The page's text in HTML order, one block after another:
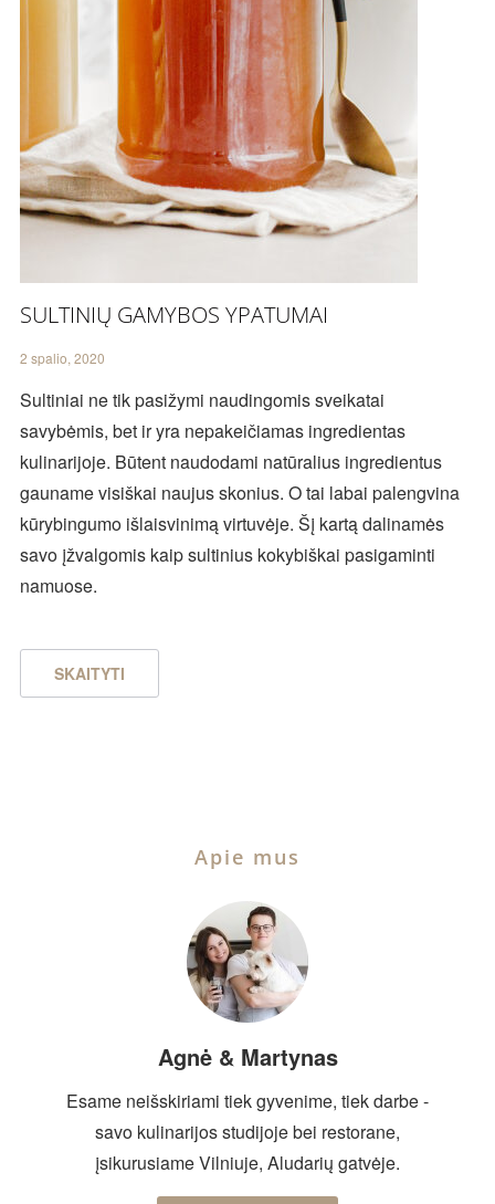
SULTINIŲ GAMYBOS YPATUMAI
2 spalio, 2020
Sultiniai ne tik pasižymi naudingomis sveikatai
savybėmis, bet ir yra nepakeičiamas ingredientas
kulinarijoje. Būtent naudodami natūralius ingredientus
gauname visiškai naujus skonius. O tai labai palengvina
kūrybingumo išlaisvinimą virtuvėje. Šį kartą dalinamės
savo įžvalgomis kaip sultinius kokybiškai pasigaminti
namuose.
SKAITYTI
Apie mus
Agnė & Martynas
Esame neišskiriami tiek gyvenime, tiek darbe -
savo kulinarijos studijoje bei restorane,
įsikurusiame Vilniuje, Aludarių gatvėje.